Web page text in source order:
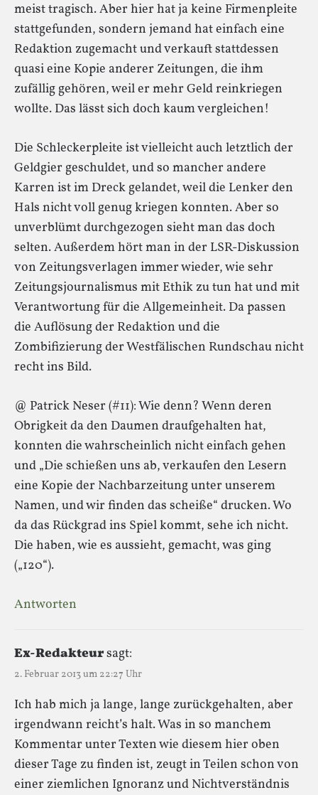
meist tragisch. Aber hier hat ja keine Firmenpleite
stattgefunden, sondern jemand hat einfach eine
Redaktion zugemacht und verkauft stattdessen
quasi eine Kopie anderer Zeitungen, die ihm
zufällig gehören, weil er mehr Geld reinkriegen
wollte. Das lässt sich doch kaum vergleichen!
Die Schleckerpleite ist vielleicht auch letztlich der
Geldgier geschuldet, und so mancher andere
Karren ist im Dreck gelandet, weil die Lenker den
Hals nicht voll genug kriegen konnten. Aber so
unverblümt durchgezogen sieht man das doch
selten. Außerdem hört man in der LSR-Diskussion
von Zeitungsverlagen immer wieder, wie sehr
Zeitungsjournalismus mit Ethik zu tun hat und mit
Verantwortung für die Allgemeinheit. Da passen
die Auflösung der Redaktion und die
Zombifizierung der Westfälischen Rundschau nicht
recht ins Bild.
@ Patrick Neser (#11): Wie denn? Wenn deren
Obrigkeit da den Daumen draufgehalten hat,
konnten die wahrscheinlich nicht einfach gehen
und „Die schießen uns ab, verkaufen den Lesern
eine Kopie der Nachbarzeitung unter unserem
Namen, und wir finden das scheiße“ drucken. Wo
da das Rückgrad ins Spiel kommt, sehe ich nicht.
Die haben, wie es aussieht, gemacht, was ging
(„120“).
Antworten
Ex-Redakteursagt:
2. Februar 2013 um 22:27 Uhr
Ich hab mich ja lange, lange zurückgehalten, aber
irgendwann reicht’s halt. Was in so manchem
Kommentar unter Texten wie diesem hier oben
dieser Tage zu finden ist, zeugt in Teilen schon von
einer ziemlichen Ignoranz und Nichtverständnis